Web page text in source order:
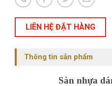
LIÊN HỆ ĐẶT HÀNG
Thông tin sản phẩm
Sàn nhựa